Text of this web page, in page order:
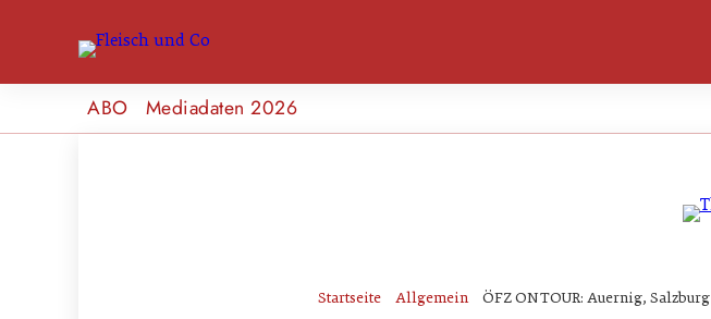
ABO Mediadaten 2026
Startseite Allgemein ÖFZ ON TOUR: Auernig, Salzburg